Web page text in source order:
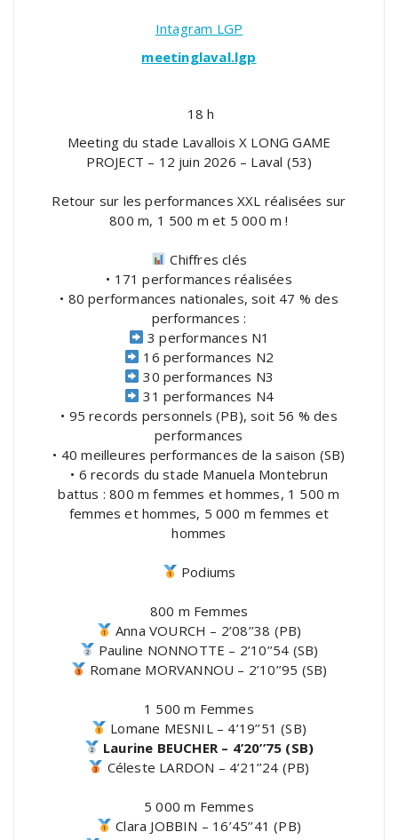
Intagram LGP
meetinglaval.lgp
18 h
Meeting du stade Lavallois X LONG GAME
PROJECT – 12 juin 2026 – Laval (53)
Retour sur les performances XXL réalisées sur
800 m, 1 500 m et 5 000 m !
Chiffres clés
• 171 performances réalisées
• 80 performances nationales, soit 47 % des
performances :
3 performances N1
16 performances N2
30 performances N3
31 performances N4
• 95 records personnels (PB), soit 56 % des
performances
• 40 meilleures performances de la saison (SB)
• 6 records du stade Manuela Montebrun
battus : 800 m femmes et hommes, 1 500 m
femmes et hommes, 5 000 m femmes et
hommes
Podiums
800 m Femmes
Anna VOURCH – 2’08’’38 (PB)
Pauline NONNOTTE – 2’10’’54 (SB)
Romane MORVANNOU – 2’10’’95 (SB)
1 500 m Femmes
Lomane MESNIL – 4’19’’51 (SB)
Laurine BEUCHER – 4’20’’75 (SB)
Céleste LARDON – 4’21’’24 (PB)
5 000 m Femmes
Clara JOBBIN – 16’45’’41 (PB)